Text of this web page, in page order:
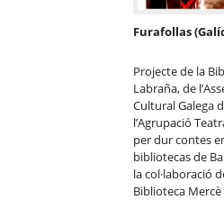
Furafollas
Projecte de la
Labraña, de
Cultural Galega
l’Agrupació
per dur contes
bibliotecas de
la col·laboració
Biblioteca